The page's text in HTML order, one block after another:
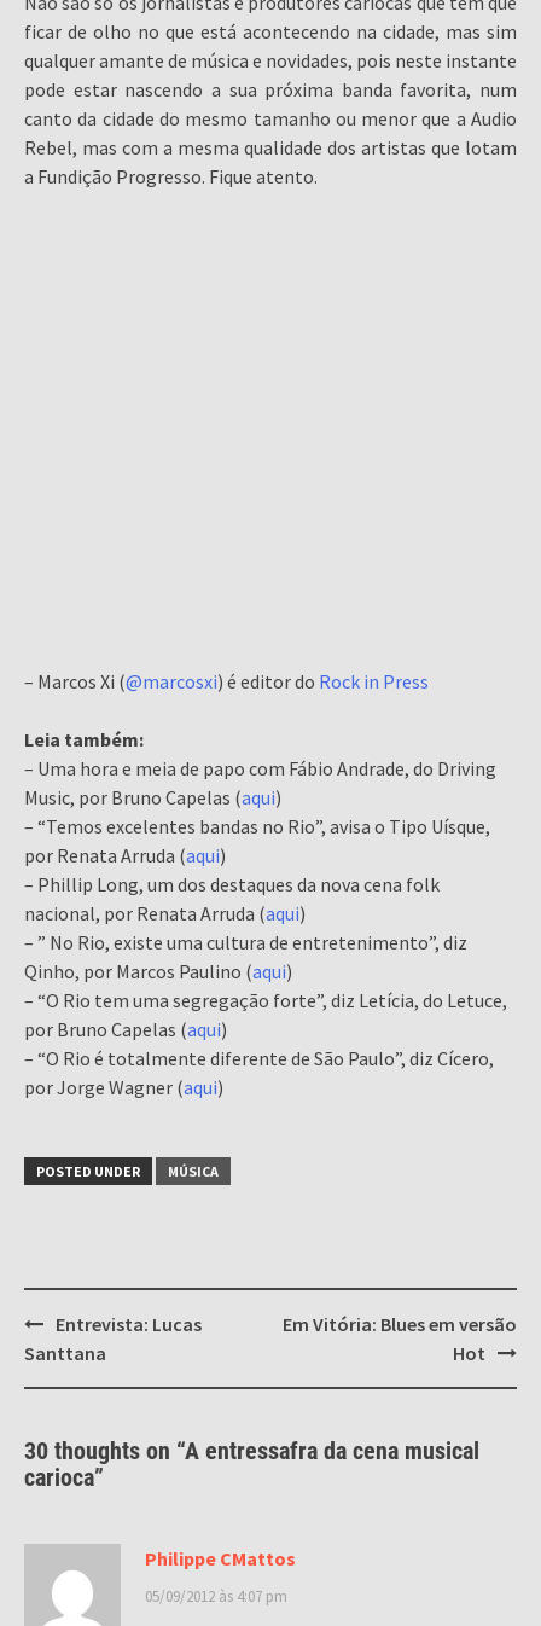
ficar de olho no que está acontecendo na cidade, mas sim
qualquer amante de música e novidades, pois neste instante
pode estar nascendo a sua próxima banda favorita, num
canto da cidade do mesmo tamanho ou menor que a Audio
Rebel, mas com a mesma qualidade dos artistas que lotam
a Fundição Progresso. Fique atento.
– Marcos Xi (@marcosxi) é editor do Rock in Press
Leia também:
– Uma hora e meia de papo com Fábio Andrade, do Driving
Music, por Bruno Capelas (aqui)
– “Temos excelentes bandas no Rio”, avisa o Tipo Uísque,
por Renata Arruda (aqui)
– Phillip Long, um dos destaques da nova cena folk
nacional, por Renata Arruda (aqui)
– ” No Rio, existe uma cultura de entretenimento”, diz
Qinho, por Marcos Paulino (aqui)
– “O Rio tem uma segregação forte”, diz Letícia, do Letuce,
por Bruno Capelas (aqui)
– “O Rio é totalmente diferente de São Paulo”, diz Cícero,
por Jorge Wagner (aqui)
POSTED UNDER MÚSICA
Post
navigation
Entrevista: Lucas
Santtana
Em Vitória: Blues em versão
Hot
30 thoughts on “A entressafra da cena musical
carioca”
Philippe CMattos
05/09/2012 às 4:07 pm